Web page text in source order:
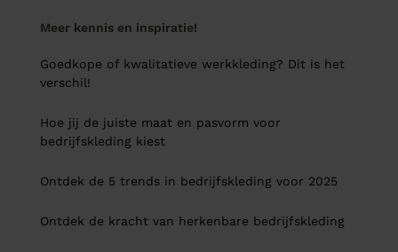
Meer kennis en inspiratie!
Goedkope of kwalitatieve werkkleding? Dit is het
verschil!
Hoe jij de juiste maat en pasvorm voor
bedrijfskleding kiest
Ontdek de 5 trends in bedrijfskleding voor 2025
Ontdek de kracht van herkenbare bedrijfskleding